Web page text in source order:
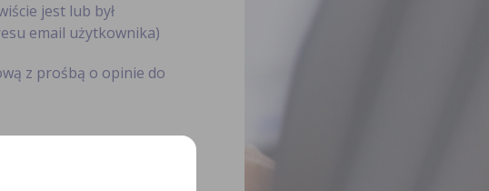
jest lub był
email użytkownika)
z prośbą o opinie do